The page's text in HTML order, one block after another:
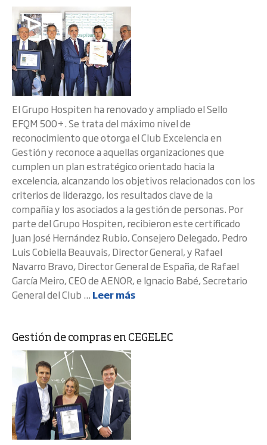
El Grupo Hospiten ha renovado y ampliado el Sello
EFQM 500+. Se trata del máximo nivel de
reconocimiento que otorga el Club Excelencia en
Gestión y reconoce a aquellas organizaciones que
cumplen un plan estratégico orientado hacia la
excelencia, alcanzando los objetivos relacionados con los
criterios de liderazgo, los resultados clave de la
compañía y los asociados a la gestión de personas. Por
parte del Grupo Hospiten, recibieron este certificado
Juan José Hernández Rubio, Consejero Delegado, Pedro
Luis Cobiella Beauvais, Director General, y Rafael
Navarro Bravo, Director General de España, de Rafael
García Meiro, CEO de AENOR, e Ignacio Babé, Secretario
General del Club ... Leer más
Gestión de compras en CEGELEC